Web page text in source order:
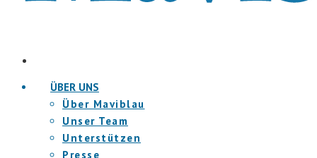
ÜBER UNS
Über Maviblau
Unser Team
Unterstützen
Presse